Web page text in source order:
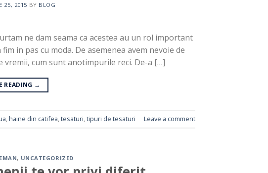
25, 2015 BY BLOG
ne dam seama ca acestea au un rol important
in pas cu moda. De asemenea avem nevoie de
vremii, cum sunt anotimpurile reci. De-a […]
READING →
,haine din catifea,tesaturi,tipuri de tesaturi Leave a comment
, UNCATEGORIZED